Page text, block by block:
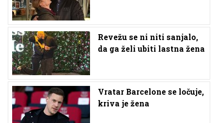
Revežu se ni niti sanjalo,
da ga želi ubiti lastna žena
Vratar Barcelone se ločuje,
kriva je žena